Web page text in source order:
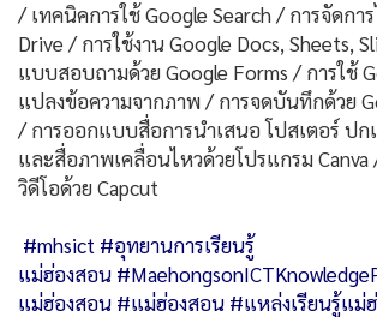
/ เทคนิคการใช้ Google Search / การจัดกา
Drive / การใช้งาน Google Docs, Sheets,
แบบสอบถามด้วย Google Forms / การใช้
แปลงข้อความจากภาพ / การจดบันทึกด้วย
/ การออกแบบสื่อการนำเสนอ โปสเตอร์ ปก
และสื่อภาพเคลื่อนไหวด้วยโปรแกรม
วิดีโอด้วย Capcut
#mhsict #อุทยานการเรียนรู้
แม่ฮ่องสอน
แม่ฮ่องสอน #แม่ฮ่องสอน #แหล่งเรียนรู้แม่